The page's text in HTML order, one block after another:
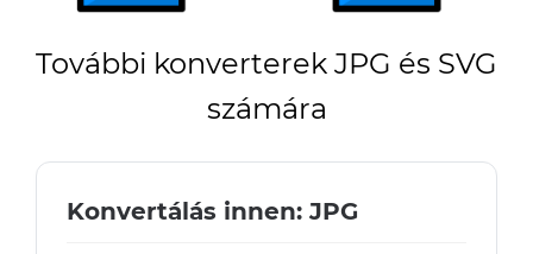
További konverterek JPG és SVG
számára
Konvertálás innen: JPG